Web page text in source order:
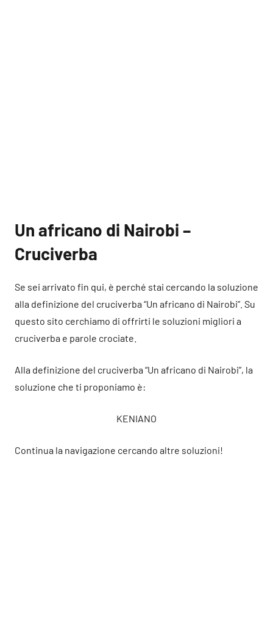
Un africano di Nairobi –
Cruciverba
Se sei arrivato fin qui, è perché stai cercando la soluzione
alla definizione del cruciverba “Un africano di Nairobi”. Su
questo sito cerchiamo di offrirti le soluzioni migliori a
cruciverba e parole crociate.
Alla definizione del cruciverba “Un africano di Nairobi”, la
soluzione che ti proponiamo è:
KENIANO
Continua la navigazione cercando altre soluzioni!